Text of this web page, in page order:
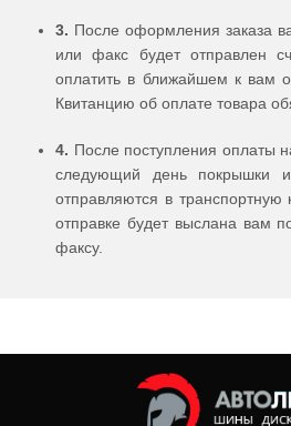
3. После оформления заказа
или факс будет отправлен
оплатить в ближайшем к вам
Квитанцию об оплате товара
4. После поступления оплаты
следующий день покрышки
отправляются в
отправке будет выслана вам
факсу.